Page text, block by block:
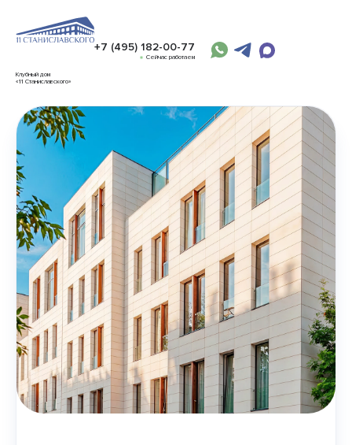
Клубный дом
«11 Станиславского»
+7 (495) 182-00-77
Сейчас работаем